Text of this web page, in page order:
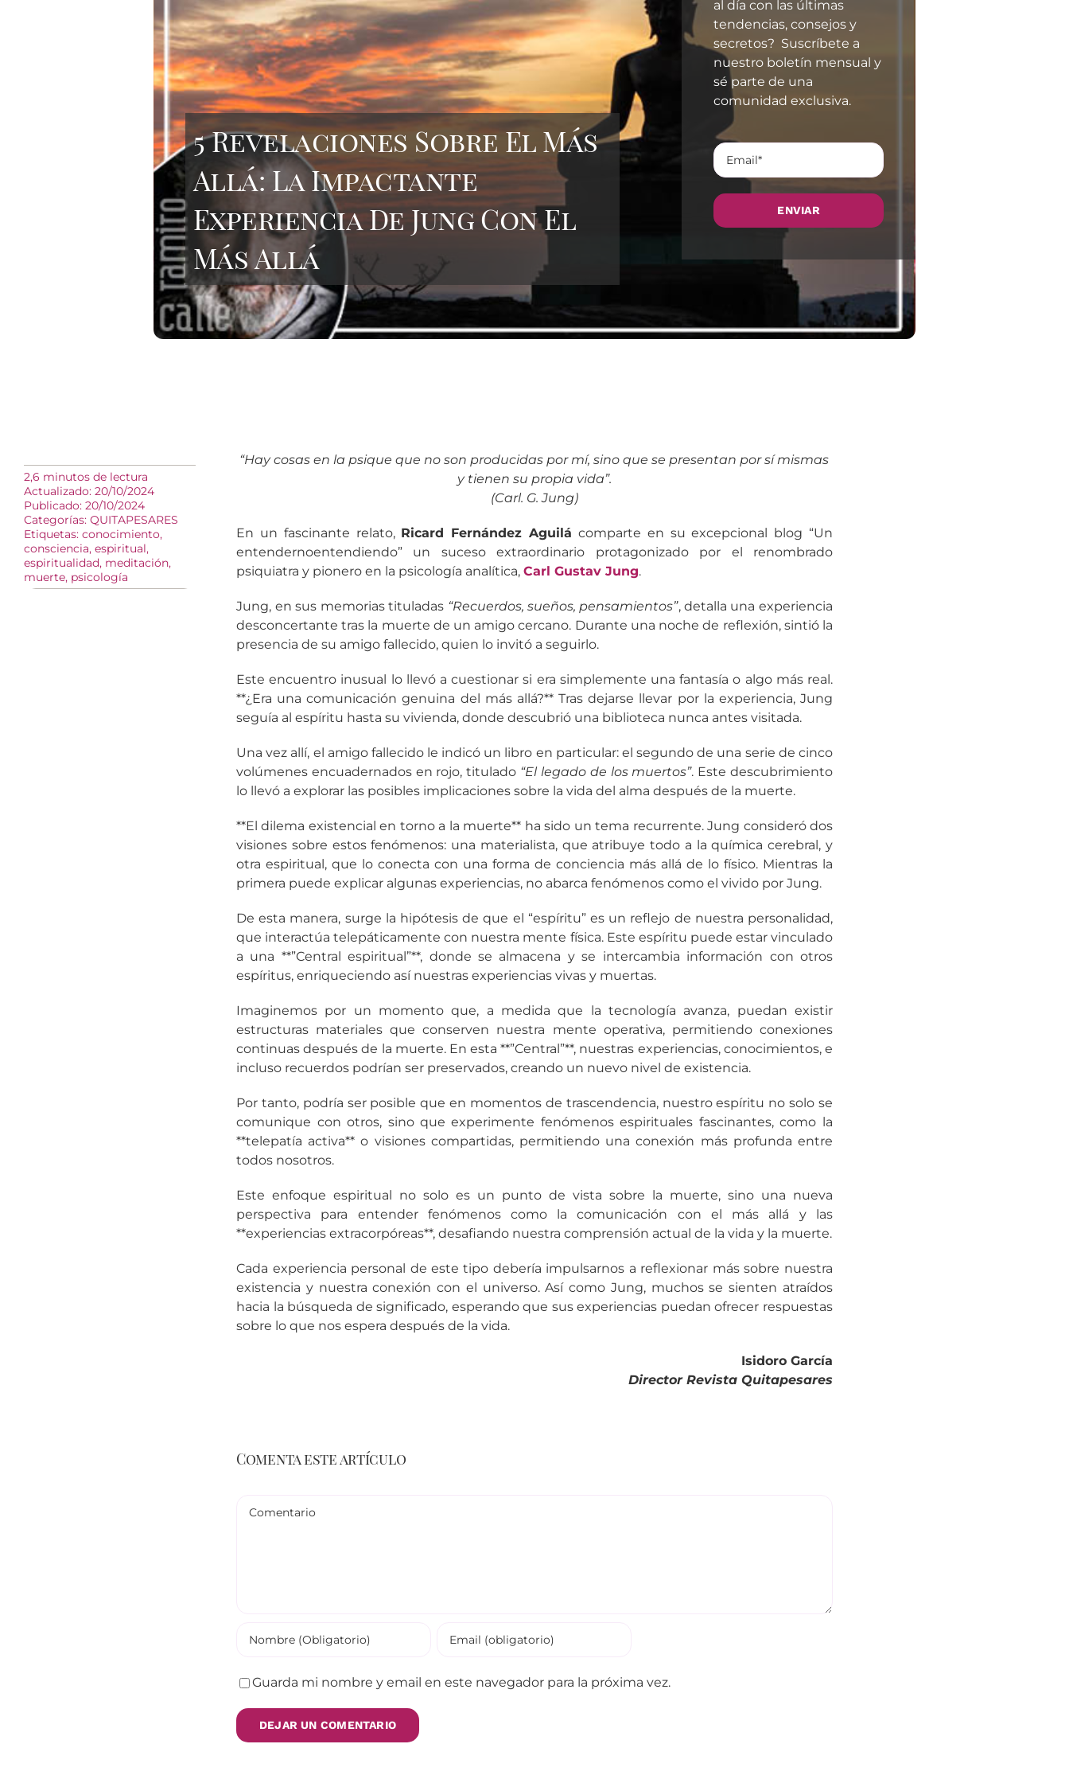
5 Revelaciones Sobre El Más
Allá: La Impactante
Experiencia De Jung Con El
Más Allá
al día con las últimas
tendencias, consejos y
secretos? Suscríbete a
nuestro boletín mensual y
sé parte de una
comunidad exclusiva.
2,6 minutos de lectura
Actualizado: 20/10/2024
Publicado: 20/10/2024
Categorías: QUITAPESARES
Etiquetas: conocimiento,
consciencia, espiritual,
espiritualidad, meditación,
muerte, psicología
“Hay cosas en la psique que no son producidas por mí, sino que se presentan por sí mismas
y tienen su propia vida”.
(Carl. G. Jung)
En un fascinante relato, Ricard Fernández Aguilá comparte en su excepcional blog “Un
entendernoentendiendo” un suceso extraordinario protagonizado por el renombrado
psiquiatra y pionero en la psicología analítica,Carl Gustav Jung.
Jung, en sus memorias tituladas “Recuerdos, sueños, pensamientos”, detalla una experiencia
desconcertante tras la muerte de un amigo cercano. Durante una noche de reflexión, sintió la
presencia de su amigo fallecido, quien lo invitó a seguirlo.
Este encuentro inusual lo llevó a cuestionar si era simplemente una fantasía o algo más real.
**¿Era una comunicación genuina del más allá?** Tras dejarse llevar por la experiencia, Jung
seguía al espíritu hasta su vivienda, donde descubrió una biblioteca nunca antes visitada.
Una vez allí, el amigo fallecido le indicó un libro en particular: el segundo de una serie de cinco
volúmenes encuadernados en rojo, titulado “El legado de los muertos”. Este descubrimiento
lo llevó a explorar las posibles implicaciones sobre la vida del alma después de la muerte.
**El dilema existencial en torno a la muerte** ha sido un tema recurrente. Jung consideró dos
visiones sobre estos fenómenos: una materialista, que atribuye todo a la química cerebral, y
otra espiritual, que lo conecta con una forma de conciencia más allá de lo físico. Mientras la
primera puede explicar algunas experiencias, no abarca fenómenos como el vivido por Jung.
De esta manera, surge la hipótesis de que el “espíritu” es un reflejo de nuestra personalidad,
que interactúa telepáticamente con nuestra mente física. Este espíritu puede estar vinculado
a una **”Central espiritual”**, donde se almacena y se intercambia información con otros
espíritus, enriqueciendo así nuestras experiencias vivas y muertas.
Imaginemos por un momento que, a medida que la tecnología avanza, puedan existir
estructuras materiales que conserven nuestra mente operativa, permitiendo conexiones
continuas después de la muerte. En esta **”Central”**, nuestras experiencias, conocimientos, e
incluso recuerdos podrían ser preservados, creando un nuevo nivel de existencia.
Por tanto, podría ser posible que en momentos de trascendencia, nuestro espíritu no solo se
comunique con otros, sino que experimente fenómenos espirituales fascinantes, como la
**telepatía activa** o visiones compartidas, permitiendo una conexión más profunda entre
todos nosotros.
Este enfoque espiritual no solo es un punto de vista sobre la muerte, sino una nueva
perspectiva para entender fenómenos como la comunicación con el más allá y las
**experiencias extracorpóreas**, desafiando nuestra comprensión actual de la vida y la muerte.
Cada experiencia personal de este tipo debería impulsarnos a reflexionar más sobre nuestra
existencia y nuestra conexión con el universo. Así como Jung, muchos se sienten atraídos
hacia la búsqueda de significado, esperando que sus experiencias puedan ofrecer respuestas
sobre lo que nos espera después de la vida.
Isidoro García
Director Revista Quitapesares
Comenta este artículo
Guarda mi nombre y email en este navegador para la próxima vez.